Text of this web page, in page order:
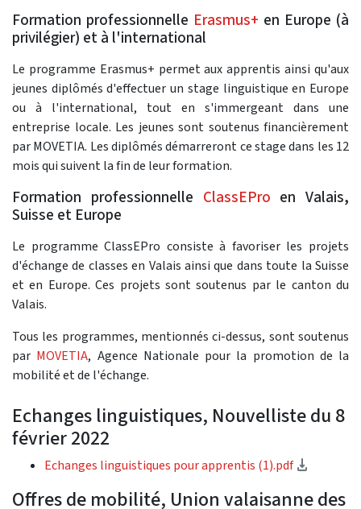
Formation professionnelle Erasmus+ en Europe (à
privilégier) et à l'international
Le programme Erasmus+ permet aux apprentis ainsi qu'aux
jeunes diplômés d'effectuer un stage linguistique en Europe
ou à l'international, tout en s'immergeant dans une
entreprise locale. Les jeunes sont soutenus financièrement
par MOVETIA. Les diplômés démarreront ce stage dans les 12
mois qui suivent la fin de leur formation.
Formation professionnelle ClassEPro en Valais,
Suisse et Europe
Le programme ClassEPro consiste à favoriser les projets
d'échange de classes en Valais ainsi que dans toute la Suisse
et en Europe. Ces projets sont soutenus par le canton du
Valais.
Tous les programmes, mentionnés ci-dessus, sont soutenus
par MOVETIA, Agence Nationale pour la promotion de la
mobilité et de l'échange.
Echanges linguistiques, Nouvelliste du 8
février 2022
Echanges linguistiques pour apprentis (1).pdf
Offres de mobilité, Union valaisanne des